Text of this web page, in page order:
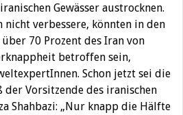
Gewässer austrocknen.
nicht verbessere, könnten in den
über 70 Prozent des Iran von
betroffen sein,
Schon jetzt sei die
der Vorsitzende des iranischen
Shahbazi: „Nur knapp die Hälfte